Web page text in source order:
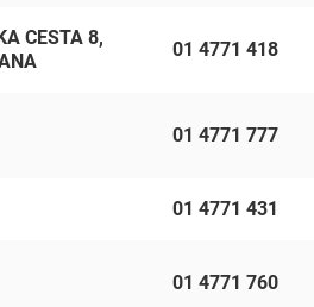
CESTA 8,
01 4771 418
01 4771 777
01 4771 431
01 4771 760